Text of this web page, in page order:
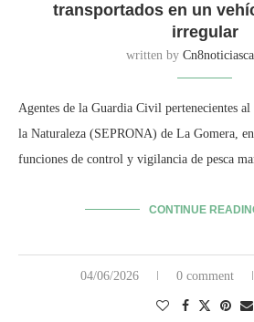
transportados en un
irregular
written by
Agentes de la Guardia Civil pertenecientes
la Naturaleza (SEPRONA) de La Gomera,
funciones de control y vigilancia de pesca
CONTINUE
04/06/2026 0 comment